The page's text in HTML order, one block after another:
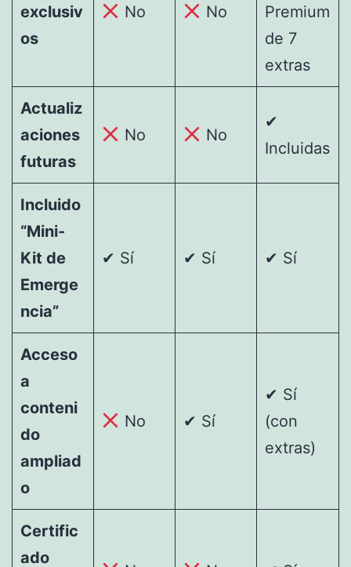
exclusiv
os
No No
Premium
de 7
extras
Actualiz
aciones
futuras
No No
✔
Incluidas
Incluido
“Mini-
Kit de
Emerge
ncia”
✔ Sí ✔ Sí ✔ Sí
Acceso
a
conteni
do
ampliad
o
No ✔ Sí
✔ Sí
(con
extras)
Certific
ado